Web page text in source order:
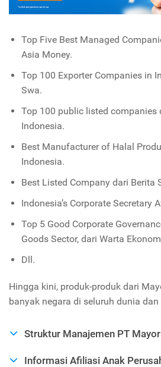
Top Five Best Managed
Asia Money.
Top 100 Exporter Companies in
Swa.
Top 100 public listed companies
Indonesia.
Best Manufacturer of Halal
Indonesia.
Best Listed Company dari Berita
Indonesia’s Corporate Secretary
Top 5 Good Corporate
Goods Sector, dari Warta
Dll.
Hingga kini, produk-produk dari
banyak negara di seluruh dunia
Struktur Manajemen PT
Informasi Afiliasi Anak